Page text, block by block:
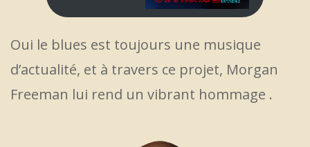
Oui le blues est toujours une musique
d’actualité, et à travers ce projet, Morgan
Freeman lui rend un vibrant hommage .